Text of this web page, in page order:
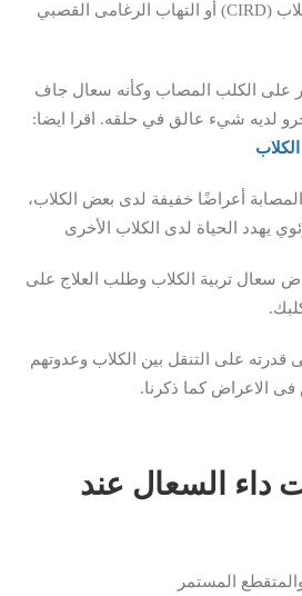
الجهاز التنفسي المعدي للكلاب (CIRD) أو التهاب الرغامى القصبي
على الكلب المصاب وكأنه سعال جاف
لديه شيء عالق في حلقه. اقرا ايضا:
أعراضًا خفيفة لدى بعض الكلاب،
يهدد الحياة لدى الكلاب الأخرى
سعال تربية الكلاب وطلب العلاج على
على التنقل بين الكلاب وعدوتهم
الاعراض كما ذكرنا.
داء السعال عند
المستمر